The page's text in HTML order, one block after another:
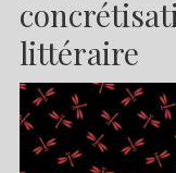
littéraire